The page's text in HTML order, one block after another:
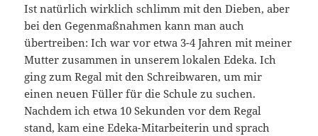
Ist natürlich wirklich schlimm mit den Dieben, aber
bei den Gegenmaßnahmen kann man auch
übertreiben: Ich war vor etwa 3-4 Jahren mit meiner
Mutter zusammen in unserem lokalen Edeka. Ich
ging zum Regal mit den Schreibwaren, um mir
einen neuen Füller für die Schule zu suchen.
Nachdem ich etwa 10 Sekunden vor dem Regal
stand, kam eine Edeka-Mitarbeiterin und sprach